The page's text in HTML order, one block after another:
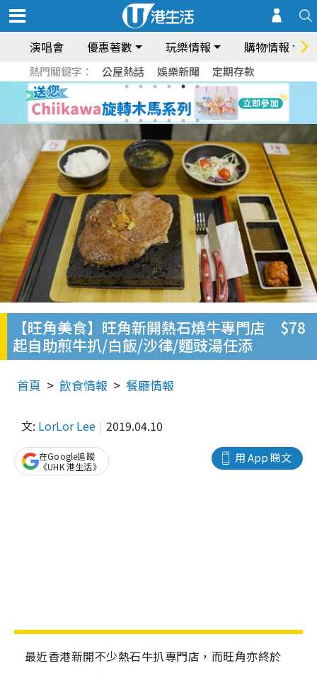
演唱會 優惠著數 玩樂情報 購物情報
熱門關鍵字： 公屋熱話 娛樂新聞 定期存款
【旺角美食】旺角新開熱石燒牛專門店 $78
起自助煎牛扒/白飯/沙律/麵豉湯任添
首頁 飲食情報 餐廳情報
文: LorLor Lee 2019.04.10
用 App 睇文
在Google追蹤
《UHK 港生活》
最近香港新開不少熱石牛扒專門店，而旺角亦終於